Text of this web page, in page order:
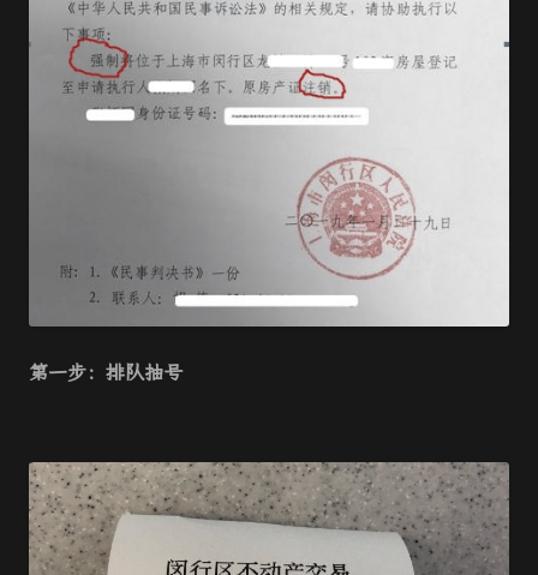
第一步：排队抽号